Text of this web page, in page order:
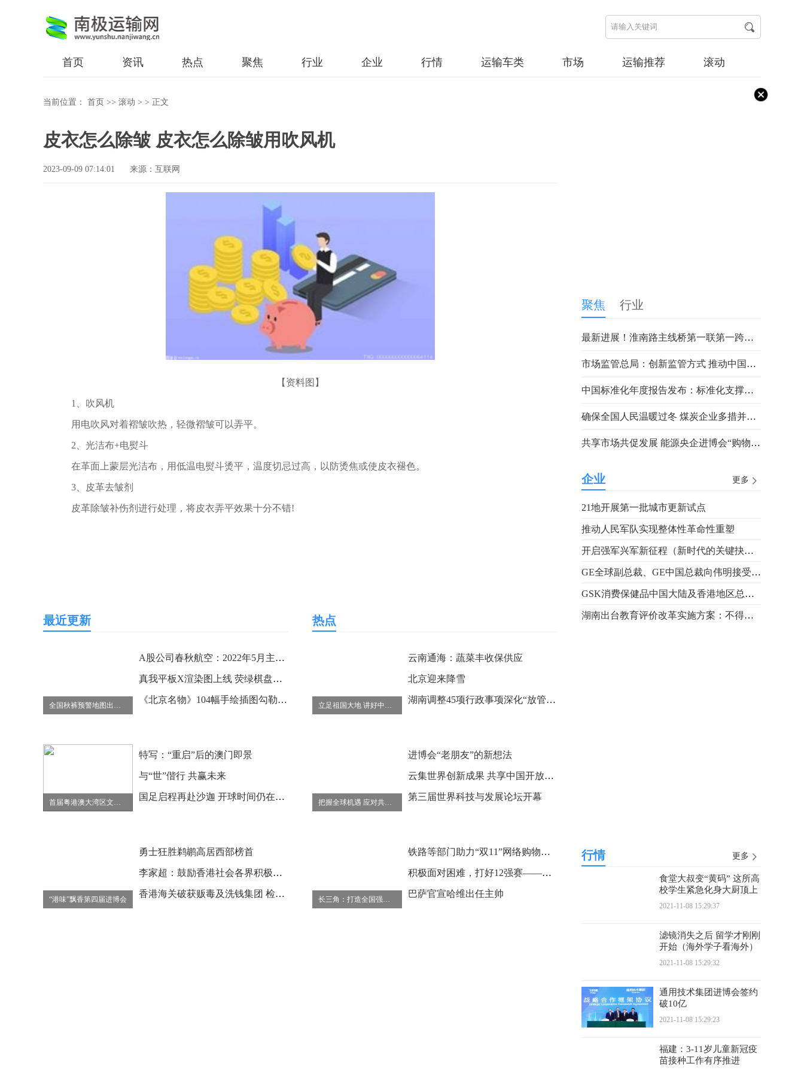
首页 资讯 热点 聚焦 行业 企业 行情 运输车类 市场 运输推荐 滚动
当前位置： 首页 >> 滚动 > > 正文
皮衣怎么除皱 皮衣怎么除皱用吹风机
2023-09-09 07:14:01 来源：互联网
【资料图】
1、吹风机
用电吹风对着褶皱吹热，轻微褶皱可以弄平。
2、光洁布+电熨斗
在革面上蒙层光洁布，用低温电熨斗烫平，温度切忌过高，以防烫焦或使皮衣褪色。
3、皮革去皱剂
皮革除皱补伤剂进行处理，将皮衣弄平效果十分不错!
最近更新
A股公司春秋航空：2022年5月主要运营数据公布
真我平板X渲染图上线 荧绿棋盘配色采用分割条纹设计
《北京名物》104幅手绘插图勾勒“京味儿”
特写：“重启”后的澳门即景
与“世”偕行 共赢未来
国足启程再赴沙迦 开球时间仍在协调
“港味”飘香第四届进博会
勇士狂胜鹈鹕高居西部榜首
李家超：鼓励香港社会各界积极参与立法会选举
香港海关破获贩毒及洗钱集团 检获大批怀疑可卡因
热点
云南通海：蔬菜丰收保供应
北京迎来降雪
湖南调整45项行政事项深化“放管服”改革
进博会“老朋友”的新想法
云集世界创新成果 共享中国开放红利
第三届世界科技与发展论坛开幕
铁路等部门助力“双11”网络购物更便捷
积极面对困难，打好12强赛——专访国足主帅李铁
巴萨官宣哈维出任主帅
聚焦 行业
最新进展！淮南路主线桥第一联第一跨钢箱梁架设完成！
市场监管总局：创新监管方式 推动中国食品安全治理现代化
中国标准化年度报告发布：标准化支撑疫情防控和复工复产
确保全国人民温暖过冬 煤炭企业多措并举破解燃“煤”之急
共享市场共促发展 能源央企进博会“购物车”再扩容
企业 更多
21地开展第一批城市更新试点
推动人民军队实现整体性革命性重塑
开启强军兴军新征程（新时代的关键抉择）
GE全球副总裁、GE中国总裁向伟明接受人民网专访
GSK消费保健品中国大陆及香港地区总经理顾海英接受人民网
湖南出台教育评价改革实施方案：不得下达升学指标考核教
行情 更多
食堂大叔变“黄码” 这所高
校学生紧急化身大厨顶上
2021-11-08 15:29:37
滤镜消失之后 留学才刚刚
开始（海外学子看海外）
2021-11-08 15:29:32
通用技术集团进博会签约
破10亿
2021-11-08 15:29:23
福建：3-11岁儿童新冠疫
苗接种工作有序推进